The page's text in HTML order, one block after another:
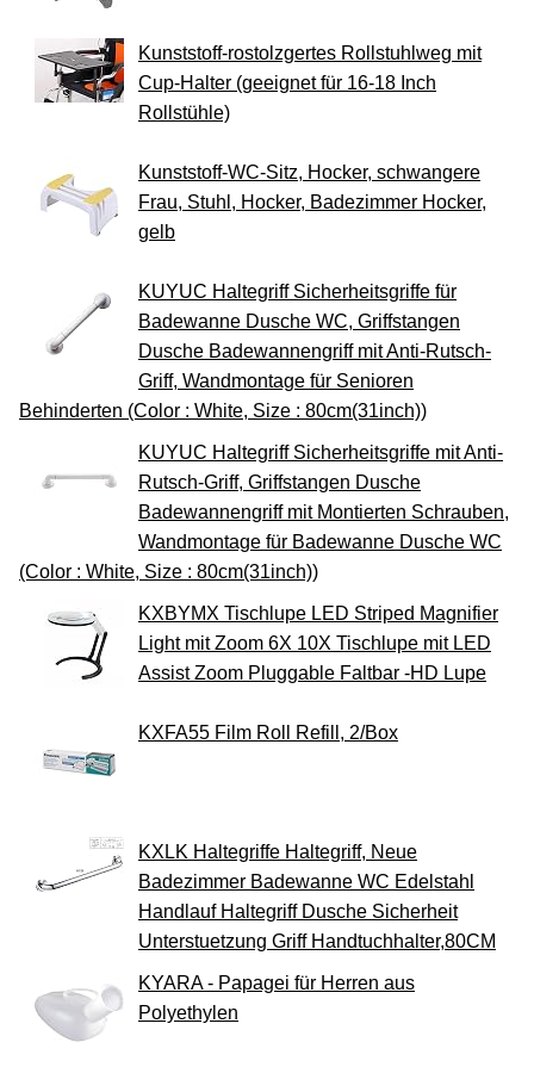
Kunststoff-rostolzgertes Rollstuhlweg mit
Cup-Halter (geeignet für 16-18 Inch
Rollstühle)
Kunststoff-WC-Sitz, Hocker, schwangere
Frau, Stuhl, Hocker, Badezimmer Hocker,
gelb
KUYUC Haltegriff Sicherheitsgriffe für
Badewanne Dusche WC, Griffstangen
Dusche Badewannengriff mit Anti-Rutsch-
Griff, Wandmontage für Senioren
Behinderten (Color : White, Size : 80cm(31inch))
KUYUC Haltegriff Sicherheitsgriffe mit Anti-
Rutsch-Griff, Griffstangen Dusche
Badewannengriff mit Montierten Schrauben,
Wandmontage für Badewanne Dusche WC
(Color : White, Size : 80cm(31inch))
KXBYMX Tischlupe LED Striped Magnifier
Light mit Zoom 6X 10X Tischlupe mit LED
Assist Zoom Pluggable Faltbar -HD Lupe
KXFA55 Film Roll Refill, 2/Box
KXLK Haltegriffe Haltegriff, Neue
Badezimmer Badewanne WC Edelstahl
Handlauf Haltegriff Dusche Sicherheit
Unterstuetzung Griff Handtuchhalter,80CM
KYARA - Papagei für Herren aus
Polyethylen